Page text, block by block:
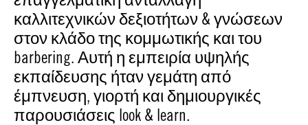
καλλιτεχνικών δεξιοτήτων & γνώσεων
στον κλάδο της κομμωτικής και του
barbering. Αυτή η εμπειρία υψηλής
εκπαίδευσης ήταν γεμάτη από
έμπνευση, γιορτή και δημιουργικές
παρουσιάσεις look & learn.